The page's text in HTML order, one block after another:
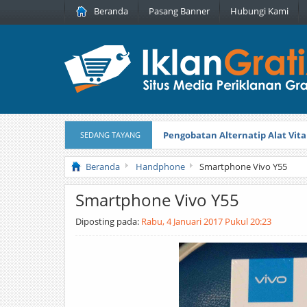
Beranda Pasang Banner Hubungi Kami
SEDANG TAYANG Pengobatan Alternatip Alat
Pita Cantik Pesona Diterbitkan
Beranda Handphone Smartphone Vivo Y55
Smartphone Vivo Y55
Diposting pada: Rabu, 4 Januari 2017 Pukul 20:23